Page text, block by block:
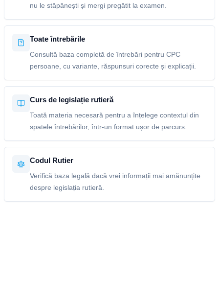
nu le stăpânești și mergi pregătit la examen.
Toate întrebările
Consultă baza completă de întrebări pentru CPC
persoane, cu variante, răspunsuri corecte și explicații.
Curs de legislație rutieră
Toată materia necesară pentru a înțelege contextul din
spatele întrebărilor, într-un format ușor de parcurs.
Codul Rutier
Verifică baza legală dacă vrei informații mai amănunțite
despre legislația rutieră.